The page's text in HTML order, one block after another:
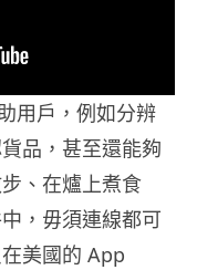
用戶，例如分辨
品，甚至還能夠
、在爐上煮食
，毋須連線都可
美國的 App